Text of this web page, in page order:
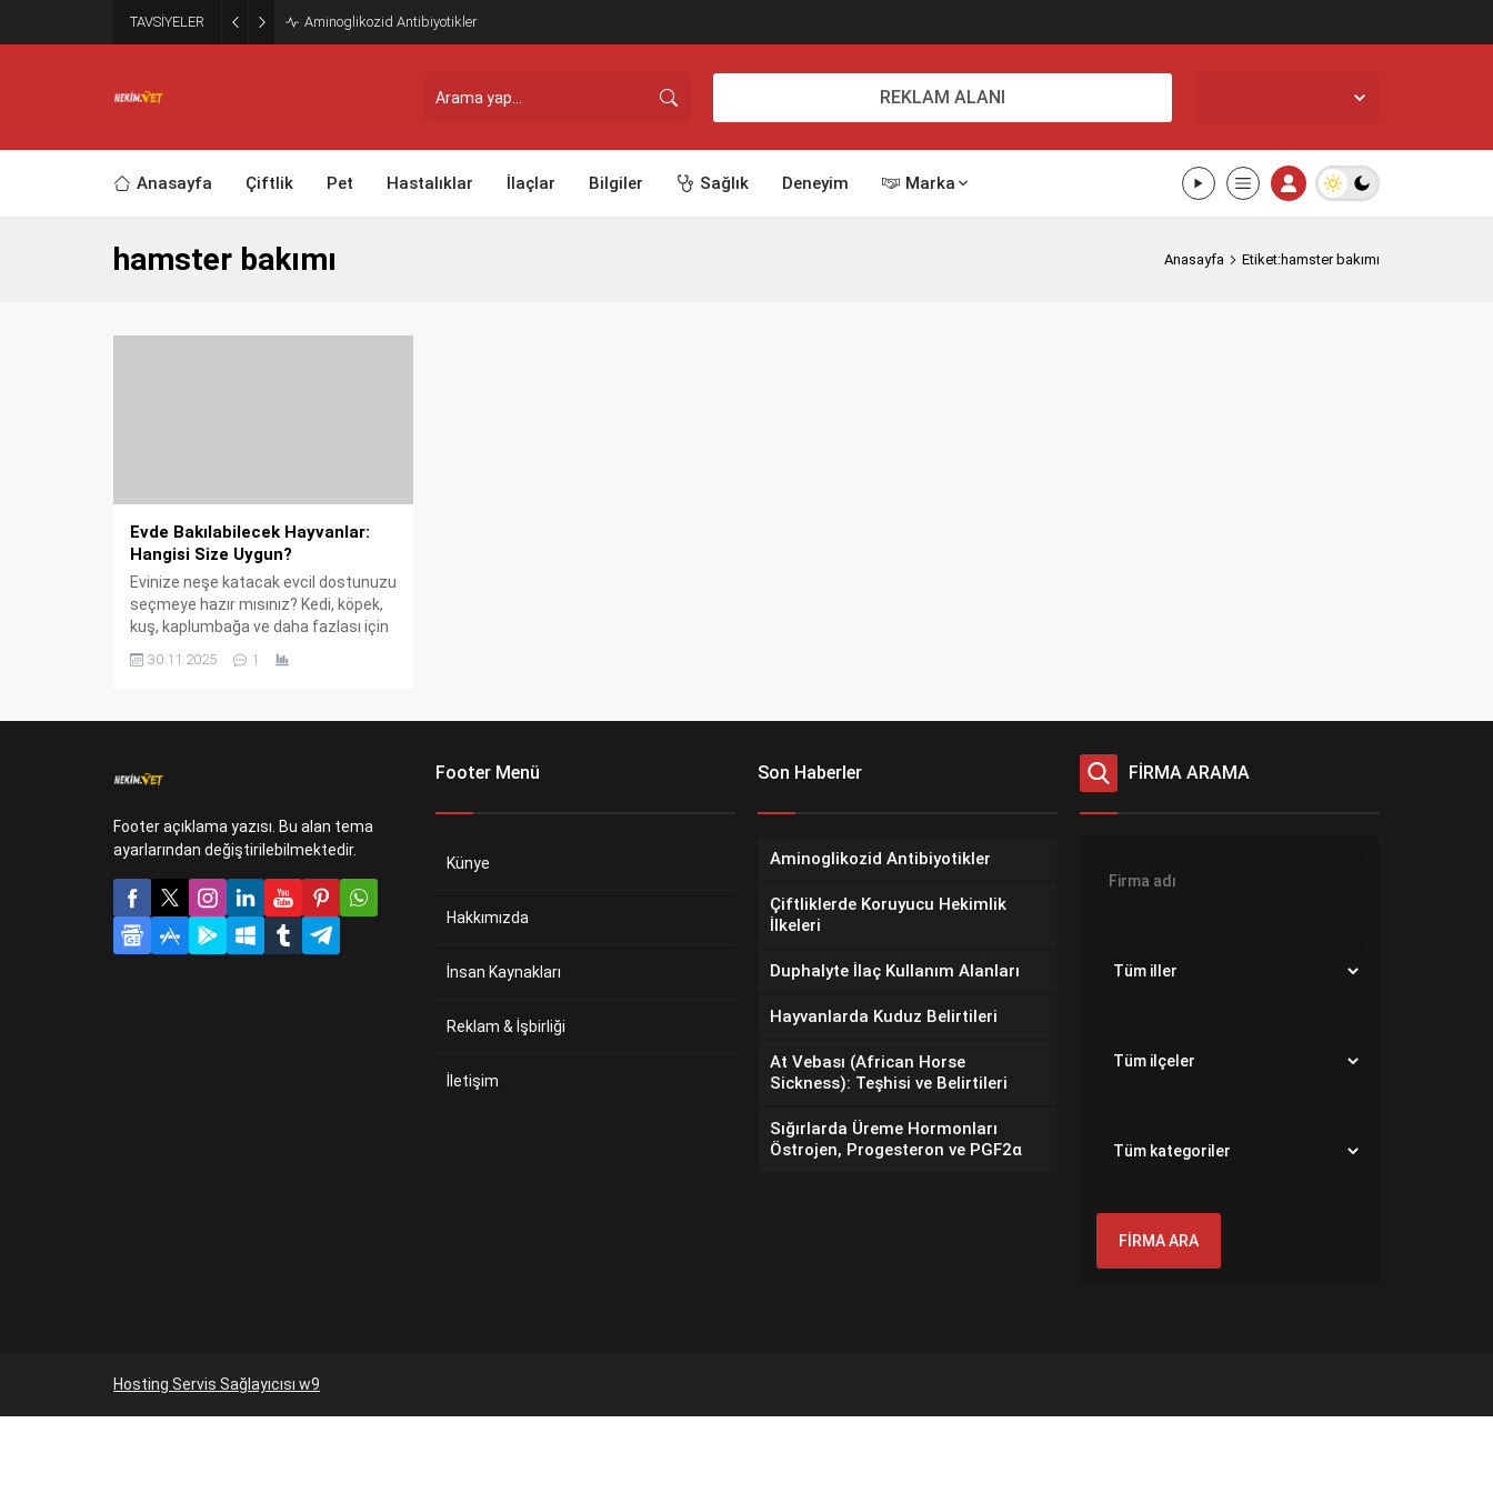
TAVSİYELER Aminoglikozid Antibiyotikler
REKLAM ALANI
Anasayfa Çiftlik Pet Hastalıklar İlaçlar Bilgiler Sağlık Deneyim Marka
hamster bakımı Anasayfa Etiket:hamster bakımı
Evde Bakılabilecek Hayvanlar:
Hangisi Size Uygun?
Evinize neşe katacak evcil dostunuzu
seçmeye hazır mısınız? Kedi, köpek,
kuş, kaplumbağa ve daha fazlası için
ilgi ihtiyaçları Evde Bakılabilecek
30.11.2025 1
Footer açıklama yazısı. Bu alan tema
ayarlarından değiştirilebilmektedir.
Footer Menü
Künye
Hakkımızda
İnsan Kaynakları
Reklam & İşbirliği
İletişim
Son Haberler
Aminoglikozid Antibiyotikler
Çiftliklerde Koruyucu Hekimlik
İlkeleri
Duphalyte İlaç Kullanım Alanları
Hayvanlarda Kuduz Belirtileri
At Vebası (African Horse
Sickness): Teşhisi ve Belirtileri
Sığırlarda Üreme Hormonları
Östrojen, Progesteron ve PGF2α
FİRMA ARAMA
Hosting Servis Sağlayıcısı w9